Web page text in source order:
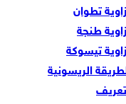
زاوية تطوان
زاوية طنجة
زاوية تيسوكة
الريسونية
تعريف